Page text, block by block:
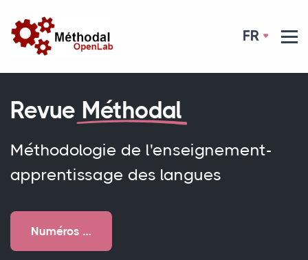
FR
Revue Méthodal
Méthodologie de l'enseignement-
apprentissage des langues
Numéros …